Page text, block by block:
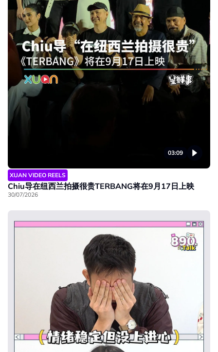
03:09
XUAN VIDEO REELS
Chiu导在纽西兰拍摄很贵TERBANG将在9月17日上映
30/07/2026